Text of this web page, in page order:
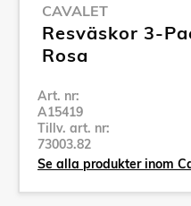
CAVALET
Resväskor 3-
Rosa
Art. nr:
A15419
Tillv. art. nr:
73003.82
Se alla produkter inom